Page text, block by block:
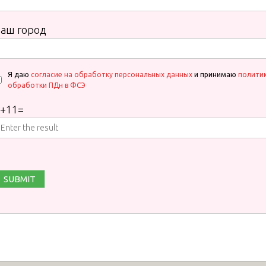
город
Я даю согласие на обработку персональных данных и принимаю
обработки ПДн в ФСЭ
+11 =